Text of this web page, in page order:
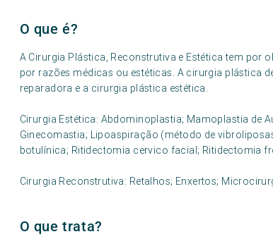
O que é?
A Cirurgia Plástica, Reconstrutiva e Estética tem
por razões médicas ou estéticas. A cirurgia plástica
reparadora e a cirurgia plástica estética.
Cirurgia Estética: Abdominoplastia; Mamoplastia de
Ginecomastia; Lipoaspiração (método de
botulínica; Ritidectomia cervico facial; Ritidectomia
Cirurgia Reconstrutiva: Retalhos; Enxertos;
O que trata?